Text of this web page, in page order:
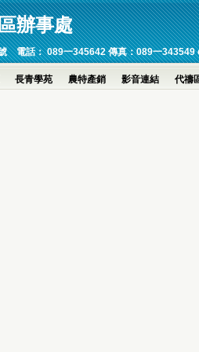
辦事處
電話： 089一345642 傳真：089一
長青學苑 農特產銷 影音連結 代禱